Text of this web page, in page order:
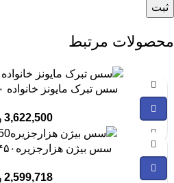
محصولات مرتبط
سس تبرک مایونز خانواده ۹۰۰گرمی ۹عددی
3,622,500
سس بیژن هزارجزیره۴۵۰گرمی ۱۲عددی
2,599,718